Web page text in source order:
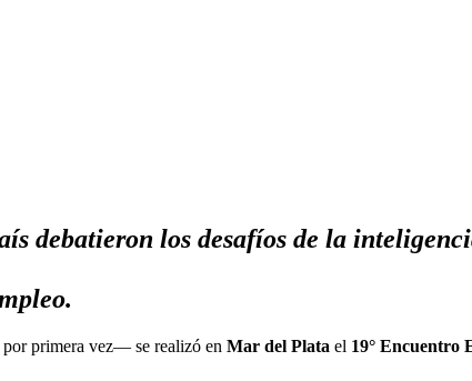
debatieron los desafíos de la
primera vez— se realizó en Mar del Plata el 19° Encuentro